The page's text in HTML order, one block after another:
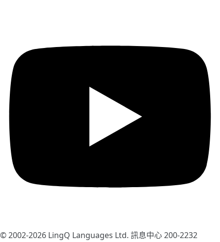
© 2002-2026 LingQ Languages Ltd. 訊息中心 200-2232